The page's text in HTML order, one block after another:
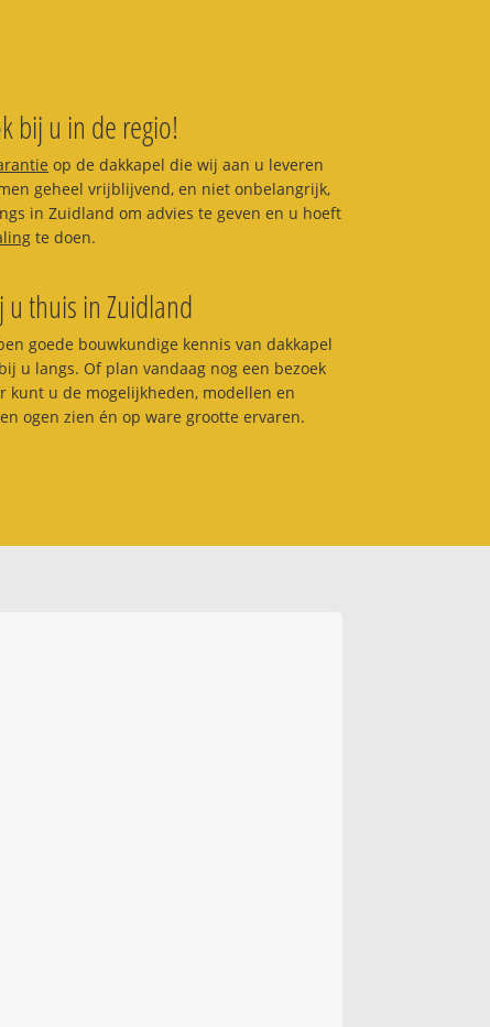
bij u in de regio!
op de dakkapel die wij aan u leveren
geheel vrijblijvend, en niet onbelangrijk,
in Zuidland om advies te geven en u hoeft
te doen.
u thuis in Zuidland
goede bouwkundige kennis van dakkapel
u langs. Of plan vandaag nog een bezoek
kunt u de mogelijkheden, modellen en
ogen zien én op ware grootte ervaren.